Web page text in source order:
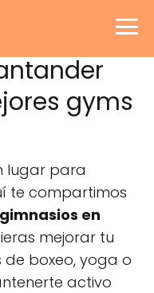
gyms
lugar para
te compartimos
en
mejorar tu
boxeo, yoga o
activo